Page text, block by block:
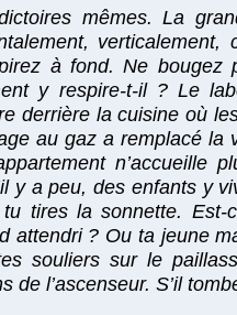
mêmes. La
à fond. Ne bougez
y respire-t-il ? Le
derrière la cuisine où
au gaz a remplacé la
n’accueille
y a peu, des enfants y
tu tires la sonnette.
attendri ? Ou ta jeune
souliers sur le
de l’ascenseur. S’il